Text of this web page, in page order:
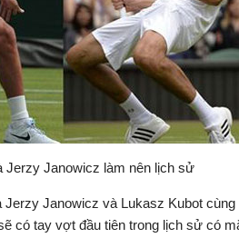
Jerzy Janowicz làm nên lịch sử
Jerzy Janowicz và Lukasz Kubot
có tay vợt đầu tiên trong lịch sử có